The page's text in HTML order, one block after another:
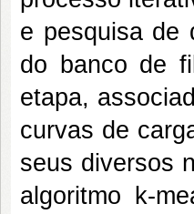
e pesquisa de
do banco de
etapa,
curvas de
seus diversos
algoritmo k-